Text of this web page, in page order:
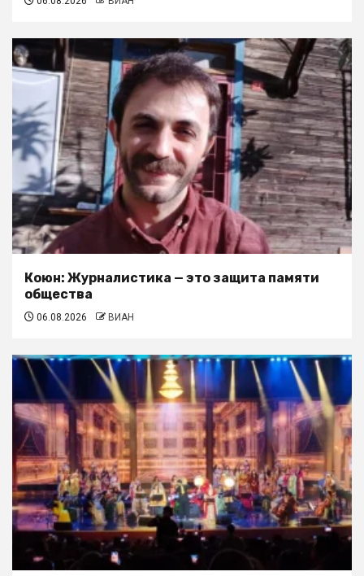
Коюн: Журналистика — это защита памяти
общества
06.08.2026 ВИАН